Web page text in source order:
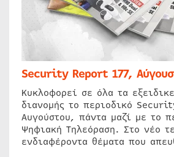
Security Report 177,
Κυκλοφορεί σε όλα τα
διανομής το περιοδικό
Αυγούστου, πάντα μαζί με το
Ψηφιακή Τηλεόραση. Στο νέο
ενδιαφέροντα θέματα που